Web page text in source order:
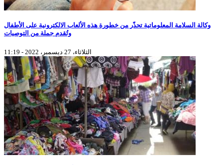
وكالة السلامة المعلوماتية تحذّر من خطورة هذه الألعاب الالكترونية على الأطفال
وتُقدم جملة من التوصيات
الثلاثاء، 27 ديسمبر، 2022 - 11:19